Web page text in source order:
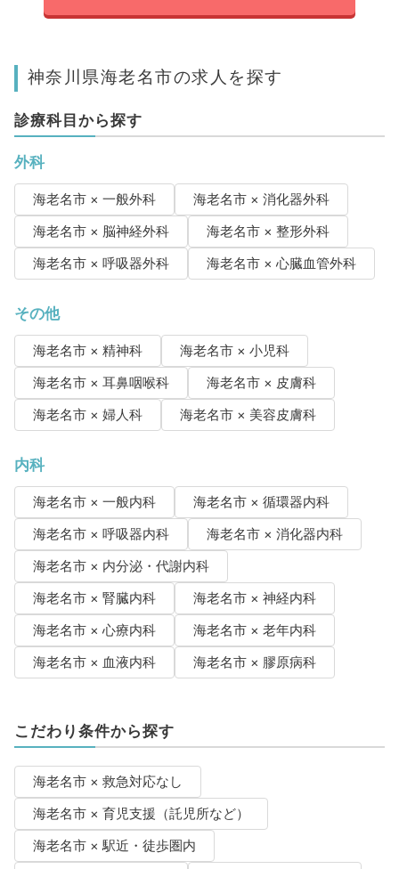
神奈川県海老名市の求人を探す
診療科目から探す
外科
海老名市 × 一般外科
海老名市 × 消化器外科
海老名市 × 脳神経外科
海老名市 × 整形外科
海老名市 × 呼吸器外科
海老名市 × 心臓血管外科
その他
海老名市 × 精神科
海老名市 × 小児科
海老名市 × 耳鼻咽喉科
海老名市 × 皮膚科
海老名市 × 婦人科
海老名市 × 美容皮膚科
内科
海老名市 × 一般内科
海老名市 × 循環器内科
海老名市 × 呼吸器内科
海老名市 × 消化器内科
海老名市 × 内分泌・代謝内科
海老名市 × 腎臓内科
海老名市 × 神経内科
海老名市 × 心療内科
海老名市 × 老年内科
海老名市 × 血液内科
海老名市 × 膠原病科
こだわり条件から探す
海老名市 × 救急対応なし
海老名市 × 育児支援（託児所など）
海老名市 × 駅近・徒歩圏内